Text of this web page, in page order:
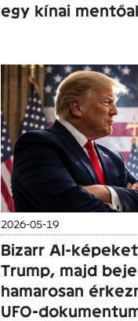
egy kínai
2026-05-19
Bizarr AI-
Trump, majd
hamarosan
UFO-